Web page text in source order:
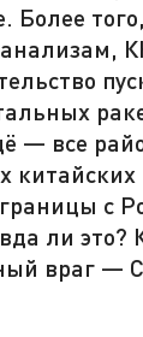
Более
— все
китайских
с
ли
враг —